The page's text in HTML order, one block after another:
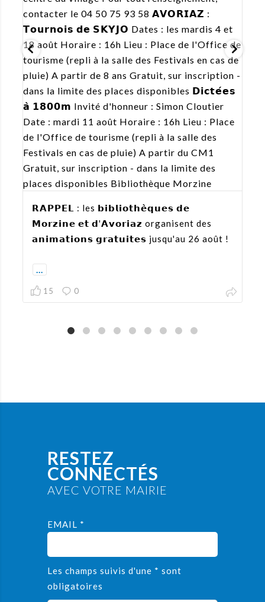
𝗥𝗔𝗣𝗣𝗘𝗟 : les 𝗯𝗶𝗯𝗹𝗶𝗼𝘁𝗵𝗲̀𝗾𝘂𝗲𝘀 𝗱𝗲
𝗠𝗼𝗿𝘇𝗶𝗻𝗲 𝗲𝘁 𝗱'𝗔𝘃𝗼𝗿𝗶𝗮𝘇 organisent des
𝗮𝗻𝗶𝗺𝗮𝘁𝗶𝗼𝗻𝘀 𝗴𝗿𝗮𝘁𝘂𝗶𝘁𝗲𝘀 jusqu'au 26 août !
...
15 0
RESTEZ
CONNECTÉS
AVEC VOTRE MAIRIE
EMAIL *
Les champs suivis d'une * sont
obligatoires